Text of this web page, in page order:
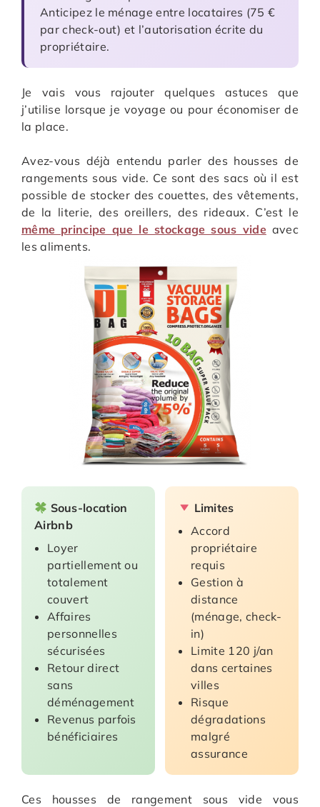
Anticipez le ménage entre locataires (75 €
par check-out) et l’autorisation écrite du
propriétaire.
Je vais vous rajouter quelques astuces que
j’utilise lorsque je voyage ou pour économiser de
la place.
Avez-vous déjà entendu parler des housses de
rangements sous vide. Ce sont des sacs où il est
possible de stocker des couettes, des vêtements,
de la literie, des oreillers, des rideaux. C’est le
même principe que le stockage sous videavec
les aliments.
Sous-location
Airbnb
Loyer
partiellement ou
totalement
couvert
Affaires
personnelles
sécurisées
Retour direct
sans
déménagement
Revenus parfois
bénéficiaires
Limites
Accord
propriétaire
requis
Gestion à
distance
(ménage, check-
in)
Limite 120 j/an
dans certaines
villes
Risque
dégradations
malgré
assurance
Ces housses de rangement sous vide vous